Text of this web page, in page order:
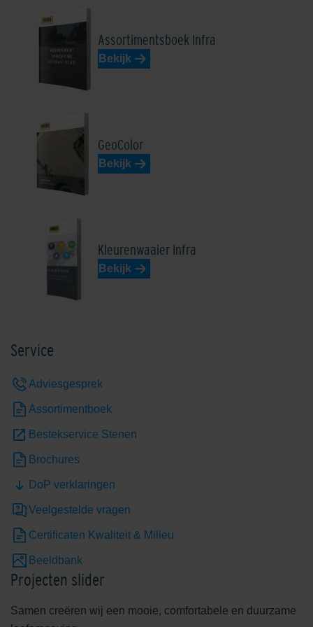
Edelbasaltzwart
Edeldonkerbruin
Assortimentsboek Infra
Bekijk
GeoColor
Bekijk
Kleurenwaaier Infra
Bekijk
Service
Adviesgesprek
Assortimentboek
Bestekservice Stenen
Brochures
DoP verklaringen
Veelgestelde vragen
Certificaten Kwaliteit & Milieu
Beeldbank
Projecten slider
Samen creëren wij een mooie, comfortabele en duurzame